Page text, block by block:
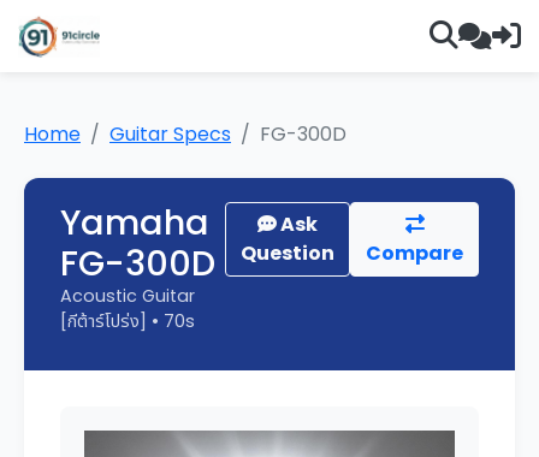
Home Guitar Specs FG-300D
Yamaha
FG-300D
Acoustic Guitar
[กีต้าร์โปร่ง] • 70s
Ask
Question
Compare